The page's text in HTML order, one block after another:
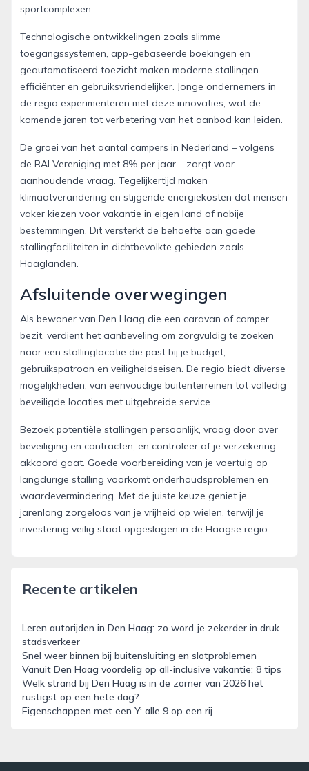
sportcomplexen.
Technologische ontwikkelingen zoals slimme
toegangssystemen, app-gebaseerde boekingen en
geautomatiseerd toezicht maken moderne stallingen
efficiënter en gebruiksvriendelijker. Jonge ondernemers in
de regio experimenteren met deze innovaties, wat de
komende jaren tot verbetering van het aanbod kan leiden.
De groei van het aantal campers in Nederland – volgens
de RAI Vereniging met 8% per jaar – zorgt voor
aanhoudende vraag. Tegelijkertijd maken
klimaatverandering en stijgende energiekosten dat mensen
vaker kiezen voor vakantie in eigen land of nabije
bestemmingen. Dit versterkt de behoefte aan goede
stallingfaciliteiten in dichtbevolkte gebieden zoals
Haaglanden.
Afsluitende overwegingen
Als bewoner van Den Haag die een caravan of camper
bezit, verdient het aanbeveling om zorgvuldig te zoeken
naar een stallinglocatie die past bij je budget,
gebruikspatroon en veiligheidseisen. De regio biedt diverse
mogelijkheden, van eenvoudige buitenterreinen tot volledig
beveiligde locaties met uitgebreide service.
Bezoek potentiële stallingen persoonlijk, vraag door over
beveiliging en contracten, en controleer of je verzekering
akkoord gaat. Goede voorbereiding van je voertuig op
langdurige stalling voorkomt onderhoudsproblemen en
waardevermindering. Met de juiste keuze geniet je
jarenlang zorgeloos van je vrijheid op wielen, terwijl je
investering veilig staat opgeslagen in de Haagse regio.
Recente artikelen
Leren autorijden in Den Haag: zo word je zekerder in druk
stadsverkeer
Snel weer binnen bij buitensluiting en slotproblemen
Vanuit Den Haag voordelig op all-inclusive vakantie: 8 tips
Welk strand bij Den Haag is in de zomer van 2026 het
rustigst op een hete dag?
Eigenschappen met een Y: alle 9 op een rij